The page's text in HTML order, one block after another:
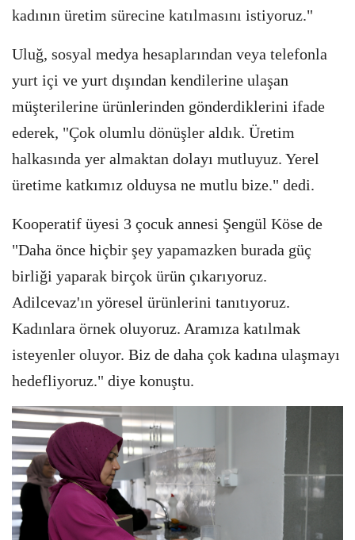
kadının üretim sürecine katılmasını istiyoruz."
Uluğ, sosyal medya hesaplarından veya telefonla
yurt içi ve yurt dışından kendilerine ulaşan
müşterilerine ürünlerinden gönderdiklerini ifade
ederek, "Çok olumlu dönüşler aldık. Üretim
halkasında yer almaktan dolayı mutluyuz. Yerel
üretime katkımız olduysa ne mutlu bize." dedi.
Kooperatif üyesi 3 çocuk annesi Şengül Köse de
"Daha önce hiçbir şey yapamazken burada güç
birliği yaparak birçok ürün çıkarıyoruz.
Adilcevaz'ın yöresel ürünlerini tanıtıyoruz.
Kadınlara örnek oluyoruz. Aramıza katılmak
isteyenler oluyor. Biz de daha çok kadına ulaşmayı
hedefliyoruz." diye konuştu.